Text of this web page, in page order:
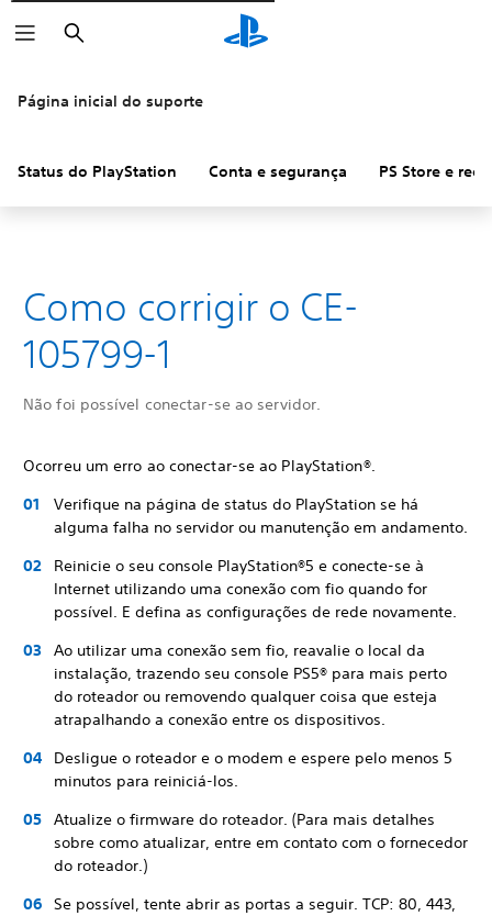
Pesquisar
Página inicial do suporte
Status do PlayStation Conta e segurança PS Store e
Como corrigir o CE-
105799-1
Não foi possível conectar-se ao servidor.
Ocorreu um erro ao conectar-se ao PlayStation®.
Verifique na página de status do PlayStation se há
alguma falha no servidor ou manutenção em andamento.
Reinicie o seu console PlayStation®5 e conecte-se à
Internet utilizando uma conexão com fio quando for
possível. E defina as configurações de rede novamente.
Ao utilizar uma conexão sem fio, reavalie o local da
instalação, trazendo seu console PS5® para mais perto
do roteador ou removendo qualquer coisa que esteja
atrapalhando a conexão entre os dispositivos.
Desligue o roteador e o modem e espere pelo menos 5
minutos para reiniciá-los.
Atualize o firmware do roteador. (Para mais detalhes
sobre como atualizar, entre em contato com o fornecedor
do roteador.)
Se possível, tente abrir as portas a seguir. TCP: 80, 443,